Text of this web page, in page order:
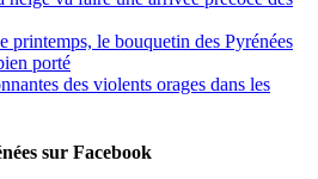
printemps, le bouquetin des Pyrénées
porté
des violents orages dans les
sur Facebook